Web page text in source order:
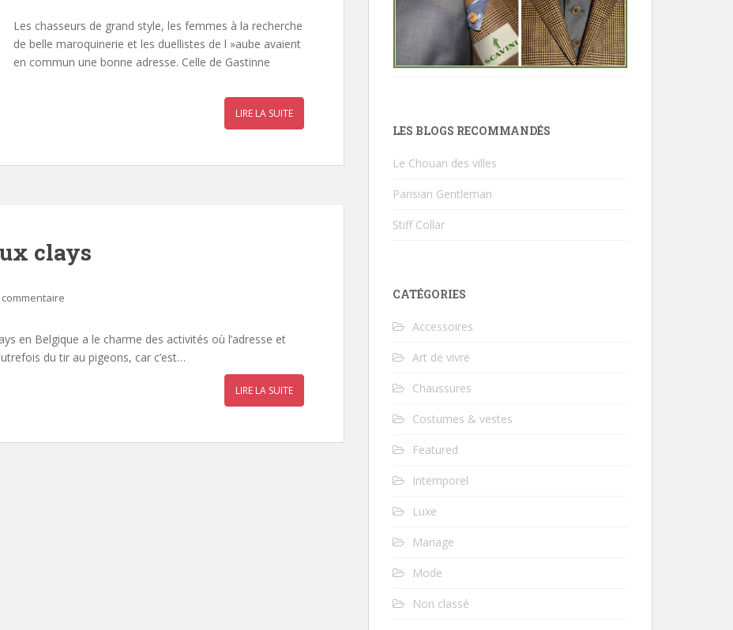
Les chasseurs de grand style, les femmes à la recherche
de belle maroquinerie et les duellistes de l »aube avaient
en commun une bonne adresse. Celle de Gastinne
LIRE LA SUITE
clays
en Belgique a le charme des activités où l’adresse et
du tir au pigeons, car c’est…
LIRE LA SUITE
LES BLOGS RECOMMANDÉS
Le Chouan des villes
Parisian Gentleman
Stiff Collar
CATÉGORIES
Accessoires
Art de vivre
Chaussures
Costumes & vestes
Featured
Intemporel
Luxe
Mariage
Mode
Non classé